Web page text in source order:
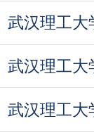
武汉理工大
武汉理工大